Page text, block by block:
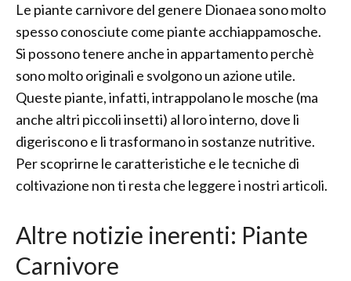
Le piante carnivore del genere Dionaea sono molto
spesso conosciute come piante acchiappamosche.
Si possono tenere anche in appartamento perchè
sono molto originali e svolgono un azione utile.
Queste piante, infatti, intrappolano le mosche (ma
anche altri piccoli insetti) al loro interno, dove li
digeriscono e li trasformano in sostanze nutritive.
Per scoprirne le caratteristiche e le tecniche di
coltivazione non ti resta che leggere i nostri articoli.
Altre notizie inerenti: Piante
Carnivore